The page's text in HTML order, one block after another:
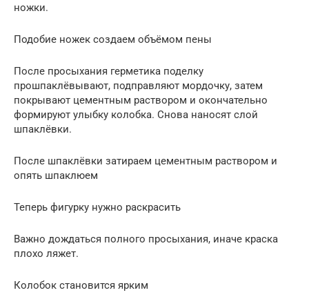
ножки.
Подобие ножек создаем объёмом пены
После просыхания герметика поделку
прошпаклёвывают, подправляют мордочку, затем
покрывают цементным раствором и окончательно
формируют улыбку колобка. Снова наносят слой
шпаклёвки.
После шпаклёвки затираем цементным раствором и
опять шпаклюем
Теперь фигурку нужно раскрасить
Важно дождаться полного просыхания, иначе краска
плохо ляжет.
Колобок становится ярким